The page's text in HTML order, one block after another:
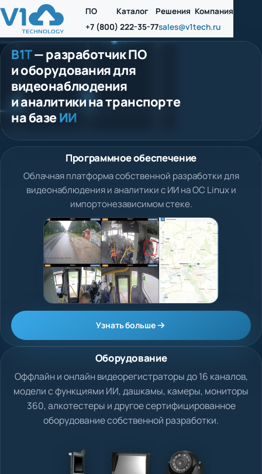
ПО Каталог Решения Компания
+7 (800) 222-35-77sales@v1tech.ru
В1Т— разработчик ПО
и оборудования для
видеонаблюдения
и аналитики на транспорте
на базеИИ
Программное обеспечение
Облачная платформа собственной разработки для
видеонаблюдения и аналитики с ИИ на ОС Linux и
импортонезависимом стеке.
Узнать больше
Оборудование
Оффлайн и онлайн видеорегистраторы до 16 каналов,
модели с функциями ИИ, дашкамы, камеры, мониторы
360, алкотестеры и другое сертифицированное
оборудование собственной разработки.